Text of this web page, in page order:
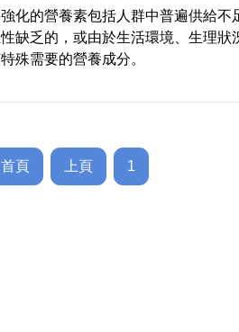
化的營養素包括人群中普遍供給不
缺乏的，或由於生活環境、生理狀
殊需要的營養成分。
首頁 上頁 1